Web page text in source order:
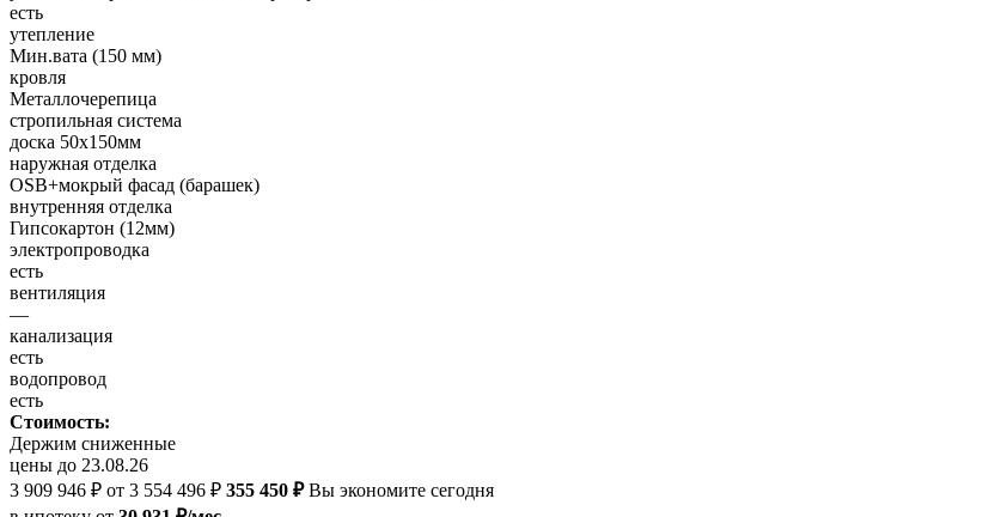
есть
утепление
Мин.вата (150 мм)
кровля
Металлочерепица
стропильная система
доска 50х150мм
наружная отделка
OSB+мокрый фасад (барашек)
внутренняя отделка
Гипсокартон (12мм)
электропроводка
есть
вентиляция
—
канализация
есть
водопровод
есть
Стоимость:
Держим сниженные
цены до 23.08.26
3 909 946 ₽ от 3 554 496 ₽ 355 450 ₽Вы экономите сегодня